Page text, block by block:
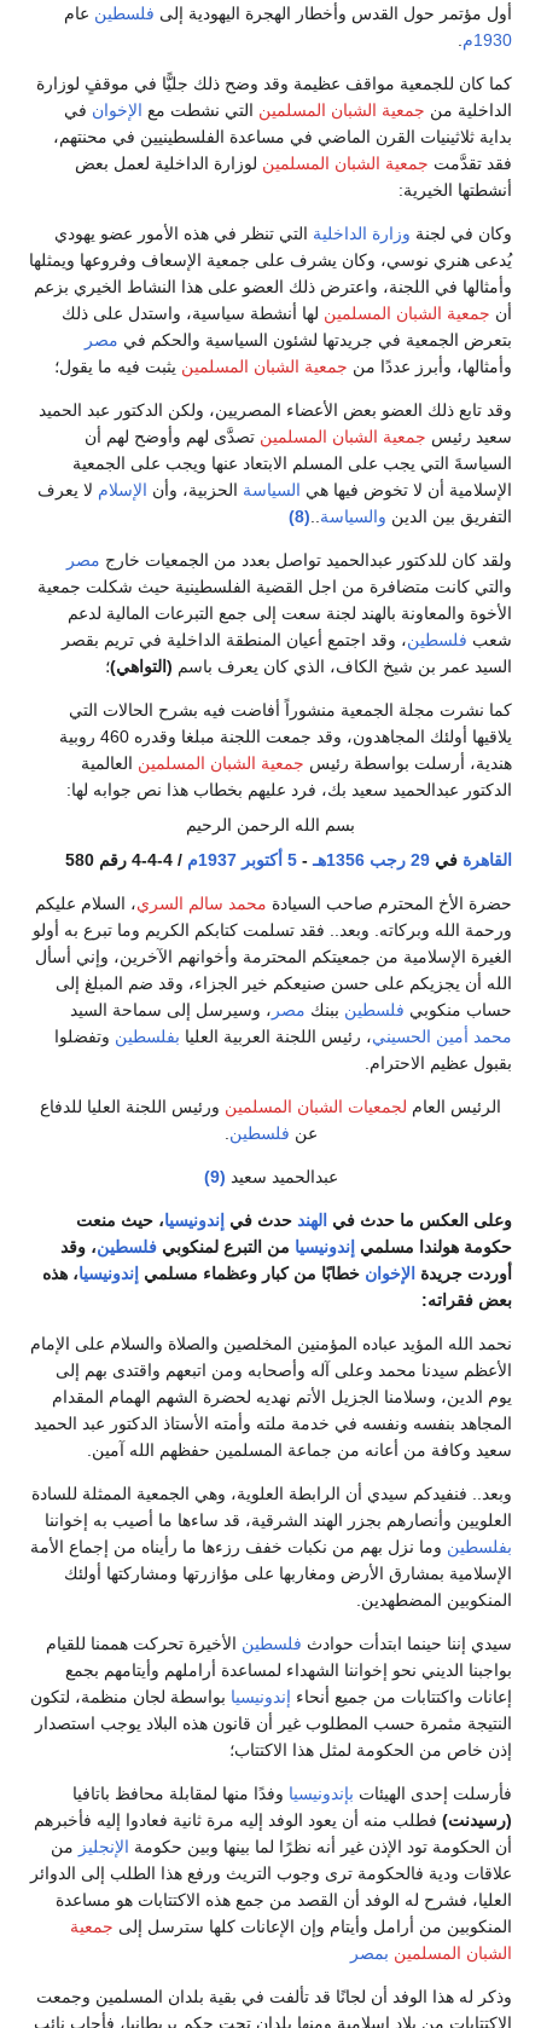
أول مؤتمر حول القدس وأخطار الهجرة اليهودية إلى فلسطين عام
1930م
كما كان للجمعية مواقف عظيمة وقد وضح ذلك جليًّا في موقفٍ لوزارة
الداخلية من جمعية الشبان المسلمين التي نشطت مع الإخوان في
بداية ثلاثينيات القرن الماضي في مساعدة الفلسطينيين في محنتهم،
فقد تقدَّمت جمعية الشبان المسلمين لوزارة الداخلية لعمل بعض
أنشطتها الخيرية:
وكان في لجنة وزارة الداخلية التي تنظر في هذه الأمور عضو يهودي
يُدعى هنري نوسي، وكان يشرف على جمعية الإسعاف وفروعها ويمثلها
وأمثالها في اللجنة، واعترض ذلك العضو على هذا النشاط الخيري بزعم
أن جمعية الشبان المسلمين لها أنشطة سياسية، واستدل على ذلك
بتعرض الجمعية في جريدتها لشئون السياسية والحكم في مصر
وأمثالها، وأبرز عددًا من جمعية الشبان المسلمين يثبت فيه ما يقول؛
وقد تابع ذلك العضو بعض الأعضاء المصريين، ولكن الدكتور عبد الحميد
سعيد رئيس جمعية الشبان المسلمين تصدَّى لهم وأوضح لهم أن
السياسةَ التي يجب على المسلم الابتعاد عنها ويجب على الجمعية
الإسلامية أن لا تخوض فيها هي السياسة الحزبية، وأن الإسلام لا يعرف
التفريق بين الدين والسياسة (8)
ولقد كان للدكتور عبدالحميد تواصل بعدد من الجمعيات خارج مصر
والتي كانت متضافرة من اجل القضية الفلسطينية حيث شكلت جمعية
الأخوة والمعاونة بالهند لجنة سعت إلى جمع التبرعات المالية لدعم
شعب فلسطين، وقد اجتمع أعيان المنطقة الداخلية في تريم بقصر
السيد عمر بن شيخ الكاف، الذي كان يعرف باسم (التواهي)؛
كما نشرت مجلة الجمعية منشوراً أفاضت فيه بشرح الحالات التي
يلاقيها أولئك المجاهدون، وقد جمعت اللجنة مبلغا وقدره 460 روبية
هندية، أرسلت بواسطة رئيس جمعية الشبان المسلمين العالمية
الدكتور عبدالحميد سعيد بك، فرد عليهم بخطاب هذا نص جوابه لها:
بسم الله الرحمن الرحيم
القاهرة في 29 رجب 1356هـ - 5 أكتوبر 1937م / 4-4-4 رقم 580
حضرة الأخ المحترم صاحب السيادة محمد سالم السري، السلام عليكم
ورحمة الله وبركاته. وبعد.. فقد تسلمت كتابكم الكريم وما تبرع به أولو
الغيرة الإسلامية من جمعيتكم المحترمة وأخوانهم الآخرين، وإني أسأل
الله أن يجزيكم على حسن صنيعكم خير الجزاء، وقد ضم المبلغ إلى
حساب منكوبي فلسطين ببنك مصر ، وسيرسل إلى سماحة السيد
محمد أمين الحسيني، رئيس اللجنة العربية العليا بفلسطين وتفضلوا
بقبول عظيم الاحترام.
الرئيس العام لجمعيات الشبان المسلمين ورئيس اللجنة العليا للدفاع
عن فلسطين
عبدالحميد سعيد (9)
وعلى العكس ما حدث في الهند حدث في إندونيسيا، حيث منعت
حكومة هولندا مسلمي إندونيسيا من التبرع لمنكوبي فلسطين، وقد
أوردت جريدة الإخوان خطابًا من كبار وعظماء مسلمي إندونيسيا، هذه
بعض فقراته:
نحمد الله المؤيد عباده المؤمنين المخلصين والصلاة والسلام على الإمام
الأعظم سيدنا محمد وعلى آله وأصحابه ومن اتبعهم واقتدى بهم إلى
يوم الدين، وسلامنا الجزيل الأتم نهديه لحضرة الشهم الهمام المقدام
المجاهد بنفسه ونفسه في خدمة ملته وأمته الأستاذ الدكتور عبد الحميد
سعيد وكافة من أعانه من جماعة المسلمين حفظهم الله آمين.
وبعد.. فنفيدكم سيدي أن الرابطة العلوية، وهي الجمعية الممثلة للسادة
العلويين وأنصارهم بجزر الهند الشرقية، قد ساءها ما أصيب به إخواننا
بفلسطين وما نزل بهم من نكبات خفف رزءها ما رأيناه من إجماع الأمة
الإسلامية بمشارق الأرض ومغاربها على مؤازرتها ومشاركتها أولئك
المنكوبين المضطهدين.
سيدي إننا حينما ابتدأت حوادث فلسطين الأخيرة تحركت هممنا للقيام
بواجبنا الديني نحو إخواننا الشهداء لمساعدة أراملهم وأيتامهم بجمع
إعانات واكتتابات من جميع أنحاء إندونيسيا بواسطة لجان منظمة، لتكون
النتيجة مثمرة حسب المطلوب غير أن قانون هذه البلاد يوجب استصدار
إذن خاص من الحكومة لمثل هذا الاكتتاب؛
فأرسلت إحدى الهيئات بإندونيسيا وفدًا منها لمقابلة محافظ باتافيا
(رسيدنت) فطلب منه أن يعود الوفد إليه مرة ثانية فعادوا إليه فأخبرهم
أن الحكومة تود الإذن غير أنه نظرًا لما بينها وبين حكومة الإنجليز من
علاقات ودية فالحكومة ترى وجوب التريث ورفع هذا الطلب إلى الدوائر
العليا، فشرح له الوفد أن القصد من جمع هذه الاكتتابات هو مساعدة
المنكوبين من أرامل وأيتام وإن الإعانات كلها سترسل إلى جمعية
الشبان المسلمين بمصر
وذكر له هذا الوفد أن لجانًا قد تألفت في بقية بلدان المسلمين وجمعت
الاكتتابات من بلاد إسلامية ومنها بلدان تحت حكم بريطانيا، فأجاب نائب